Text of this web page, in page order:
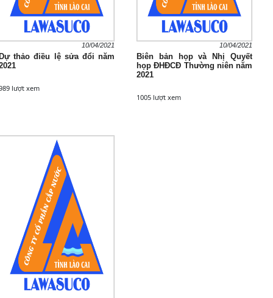
10/04/2021
thảo điều lệ sửa đổi năm
lượt xem
10/04/2021
Biên bản họp và Nhị Quyết
họp ĐHĐCĐ Thường niên năm
2021
1005 lượt xem